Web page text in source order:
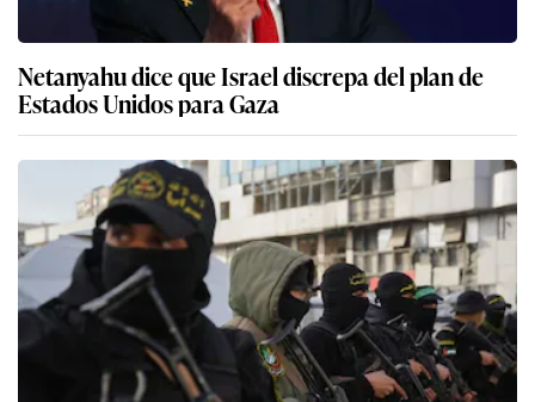
Netanyahu dice que Israel discrepa del plan de
Estados Unidos para Gaza